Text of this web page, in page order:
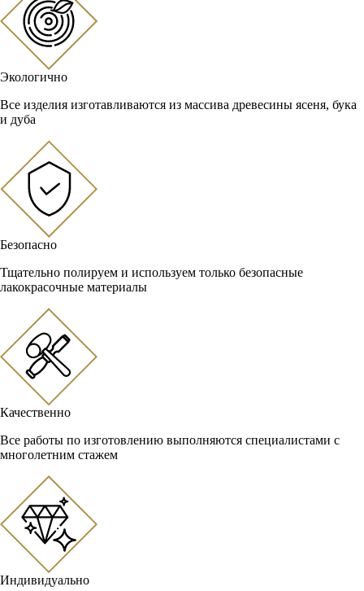
Экологично
Все изделия изготавливаются из массива древесины ясеня, бука
и дуба
Безопасно
Тщательно полируем и используем только безопасные
лакокрасочные материалы
Качественно
Все работы по изготовлению выполняются специалистами с
многолетним стажем
Индивидуально